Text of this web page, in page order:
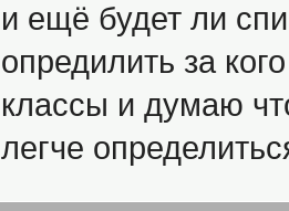
и ещё будет ли
опредилить за
классы и думаю
легче